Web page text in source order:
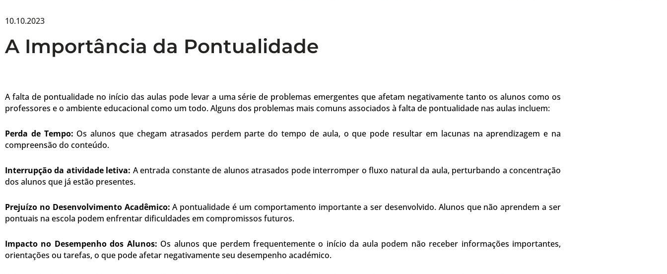
10.10.2023
A Importância da Pontualidade
A falta de pontualidade no início das aulas pode levar a uma série de problemas emergentes que afetam negativamente tanto os alunos como os
professores e o ambiente educacional como um todo. Alguns dos problemas mais comuns associados à falta de pontualidade nas aulas incluem:
Perda de Tempo: Os alunos que chegam atrasados perdem parte do tempo de aula, o que pode resultar em lacunas na aprendizagem e na
compreensão do conteúdo.
Interrupção da atividade letiva: A entrada constante de alunos atrasados pode interromper o fluxo natural da aula, perturbando a concentração
dos alunos que já estão presentes.
Prejuízo no Desenvolvimento Acadêmico: A pontualidade é um comportamento importante a ser desenvolvido. Alunos que não aprendem a ser
pontuais na escola podem enfrentar dificuldades em compromissos futuros.
Impacto no Desempenho dos Alunos: Os alunos que perdem frequentemente o início da aula podem não receber informações importantes,
orientações ou tarefas, o que pode afetar negativamente seu desempenho académico.